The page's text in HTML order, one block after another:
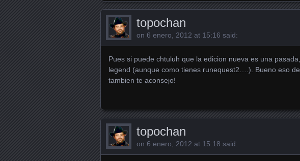
topochan
on 6 enero, 2012 at 15:16 said:
Pues si puede chtuluh que la edicion nueva es una
legend (aunque como tienes runequest2….). Bueno eso
tambien te aconsejo!
topochan
on 6 enero, 2012 at 15:18 said: